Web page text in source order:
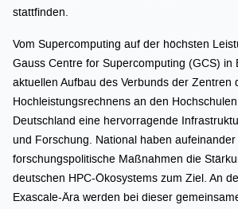
stattfinden.
Vom Supercomputing auf der höchsten
Gauss Centre for Supercomputing (GCS) in
aktuellen Aufbau des Verbunds der Zentren
Hochleistungsrechnens an den
Deutschland eine hervorragende
und Forschung. National haben
forschungspolitische Maßnahmen die
deutschen HPC-Ökosystems zum Ziel. An
Exascale-Ära werden bei dieser